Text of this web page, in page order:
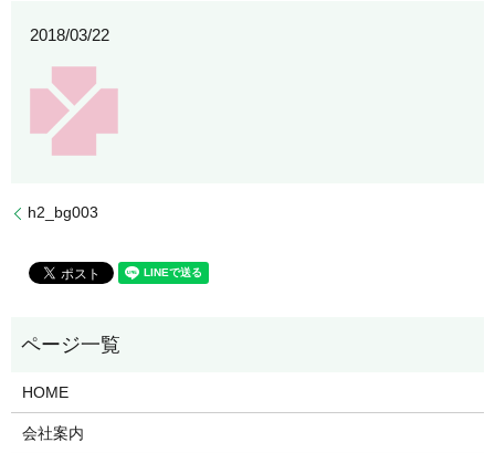
2018/03/22
h2_bg003
HOME
会社案内